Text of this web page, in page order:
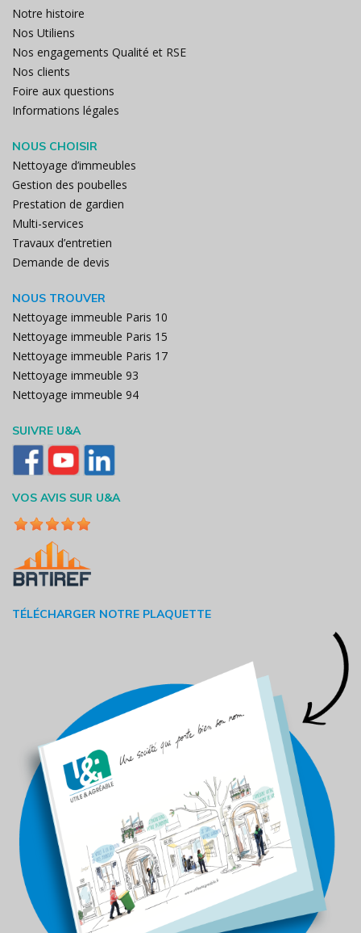
Notre histoire
Nos Utiliens
Nos engagements Qualité et RSE
Nos clients
Foire aux questions
Informations légales
NOUS CHOISIR
Nettoyage d’immeubles
Gestion des poubelles
Prestation de gardien
Multi-services
Travaux d’entretien
Demande de devis
NOUS TROUVER
Nettoyage immeuble Paris 10
Nettoyage immeuble Paris 15
Nettoyage immeuble Paris 17
Nettoyage immeuble 93
Nettoyage immeuble 94
SUIVRE U&A
VOS AVIS SUR U&A
TÉLÉCHARGER NOTRE PLAQUETTE